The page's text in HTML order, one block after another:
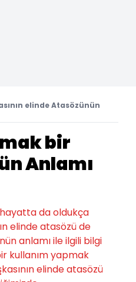
elinde Atasözünün
bir
Anlamı
hayatta da oldukça
elinde atasözü de
anlamı ile ilgili bilgi
kullanım yapmak
elinde atasözü